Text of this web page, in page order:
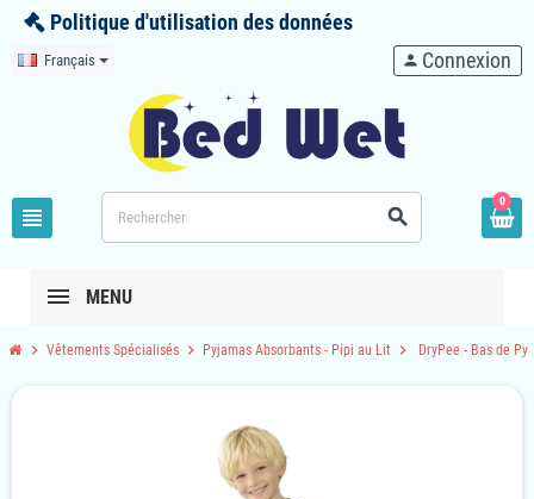
Politique d'utilisation des données
Français
view_headline search
person Connexion
0
MENU
chevron_right Vêtements Spécialisés chevron_right Pyjamas Absorbants - Pipi au Lit chevron_right DryPee - Bas de